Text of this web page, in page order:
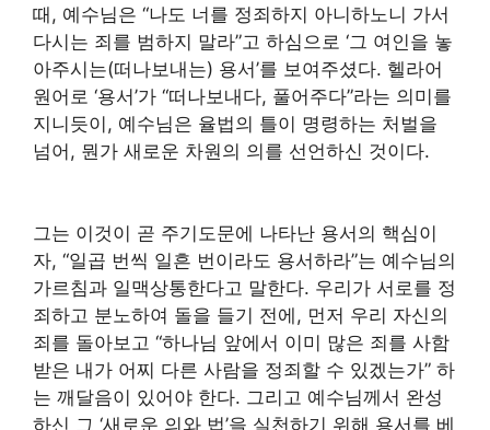
때, 예수님은 “나도 너를 정죄하지 아니하노니 가서
다시는 죄를 범하지 말라”고 하심으로 ‘그 여인을 놓
아주시는(떠나보내는) 용서’를 보여주셨다. 헬라어
원어로 ‘용서’가 “떠나보내다, 풀어주다”라는 의미를
지니듯이, 예수님은 율법의 틀이 명령하는 처벌을
넘어, 뭔가 새로운 차원의 의를 선언하신 것이다.
그는 이것이 곧 주기도문에 나타난 용서의 핵심이
자, “일곱 번씩 일흔 번이라도 용서하라”는 예수님의
가르침과 일맥상통한다고 말한다. 우리가 서로를 정
죄하고 분노하여 돌을 들기 전에, 먼저 우리 자신의
죄를 돌아보고 “하나님 앞에서 이미 많은 죄를 사함
받은 내가 어찌 다른 사람을 정죄할 수 있겠는가” 하
는 깨달음이 있어야 한다. 그리고 예수님께서 완성
하신 그 ‘새로운 의와 법’을 실천하기 위해 용서를 베